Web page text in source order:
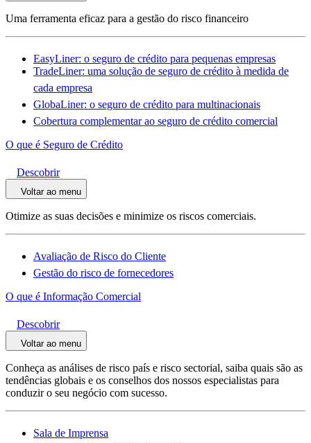
Uma ferramenta eficaz para a gestão do risco financeiro
EasyLiner: o seguro de crédito para pequenas empresas
TradeLiner: uma solução de seguro de crédito à medida de
cada empresa
GlobaLiner: o seguro de crédito para multinacionais
Cobertura complementar ao seguro de crédito comercial
O que é Seguro de Crédito
Descobrir
Voltar ao menu
Otimize as suas decisões e minimize os riscos comerciais.
Avaliação de Risco do Cliente
Gestão do risco de fornecedores
O que é Informação Comercial
Descobrir
Voltar ao menu
Conheça as análises de risco país e risco sectorial, saiba quais são as
tendências globais e os conselhos dos nossos especialistas para
conduzir o seu negócio com sucesso.
Sala de Imprensa